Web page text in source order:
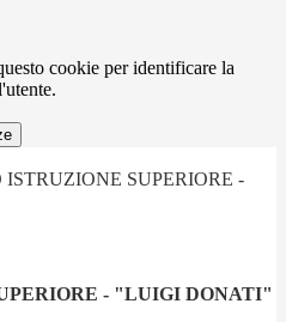
cookie per identificare la
SUPERIORE -
- "LUIGI DONATI"